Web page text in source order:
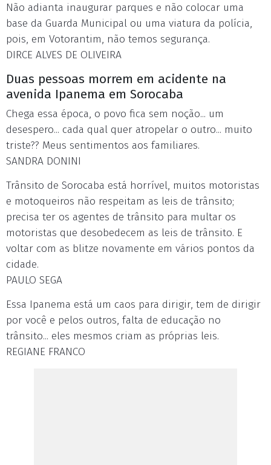
Não adianta inaugurar parques e não colocar uma
base da Guarda Municipal ou uma viatura da polícia,
pois, em Votorantim, não temos segurança.
DIRCE ALVES DE OLIVEIRA
Duas pessoas morrem em acidente na
avenida Ipanema em Sorocaba
Chega essa época, o povo fica sem noção... um
desespero... cada qual quer atropelar o outro... muito
triste?? Meus sentimentos aos familiares.
SANDRA DONINI
Trânsito de Sorocaba está horrível, muitos motoristas
e motoqueiros não respeitam as leis de trânsito;
precisa ter os agentes de trânsito para multar os
motoristas que desobedecem as leis de trânsito. E
voltar com as blitze novamente em vários pontos da
cidade.
PAULO SEGA
Essa Ipanema está um caos para dirigir, tem de dirigir
por você e pelos outros, falta de educação no
trânsito... eles mesmos criam as próprias leis.
REGIANE FRANCO